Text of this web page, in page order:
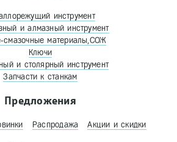
инструмент
и алмазный инструмент
смазочные материалы,СОЖ
Ключи
и столярный инструмент
Запчасти к станкам
Предложения
Распродажа Акции и скидки